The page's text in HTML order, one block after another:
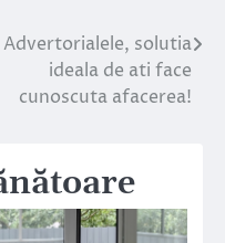
Advertorialele, solutia
ideala de ati face
cunoscuta afacerea!